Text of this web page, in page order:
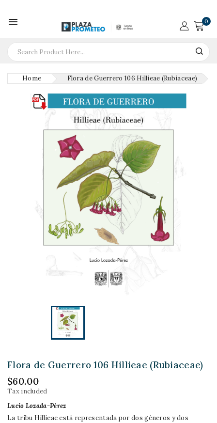
 0
Home Flora de Guerrero 106 Hillieae (Rubiaceae)
Flora de Guerrero 106 Hillieae (Rubiaceae)
$60.00
Tax included
Lucio Lozada-Pérez
La tribu Hillieae está representada por dos géneros y dos